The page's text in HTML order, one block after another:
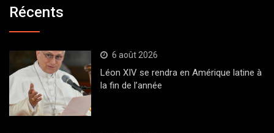
Récents
6 août 2026
Léon XIV se rendra en Amérique latine à
la fin de l’année